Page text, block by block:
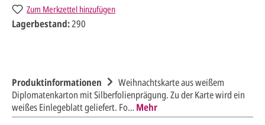
Zum Merkzettel hinzufügen
Lagerbestand:290
Produktinformationen
Weihnachtskarte aus weißem
Diplomatenkarton mit Silberfolienprägung. Zu der Karte wird ein
weißes Einlegeblatt geliefert. Fo…Mehr